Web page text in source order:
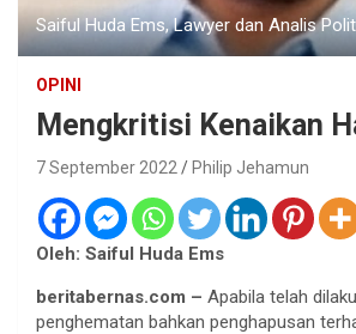
Saiful Huda Ems, Lawyer dan Analis
OPINI
Mengkritisi Kenaikan
7 September 2022 Philip Jehamun
Oleh: Saiful Huda Ems
beritabernas.com – Apabila telah
penghematan bahkan penghapusan